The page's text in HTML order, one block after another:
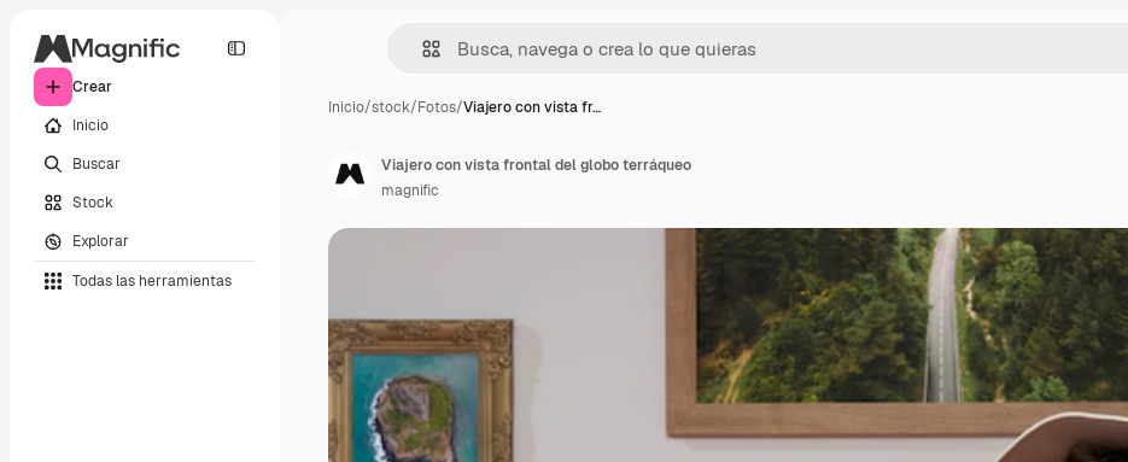
Crear
Inicio
Buscar
Stock
Explorar
Todas las herramientas
Inicio/stock/Fotos/Viajero con vista fr…
Viajero con vista frontal del globo terráqueo
magnific